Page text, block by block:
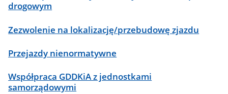
drogowym
Zezwolenie na lokalizację/przebudowę zjazdu
Przejazdy nienormatywne
Współpraca GDDKiA z jednostkami
samorządowymi